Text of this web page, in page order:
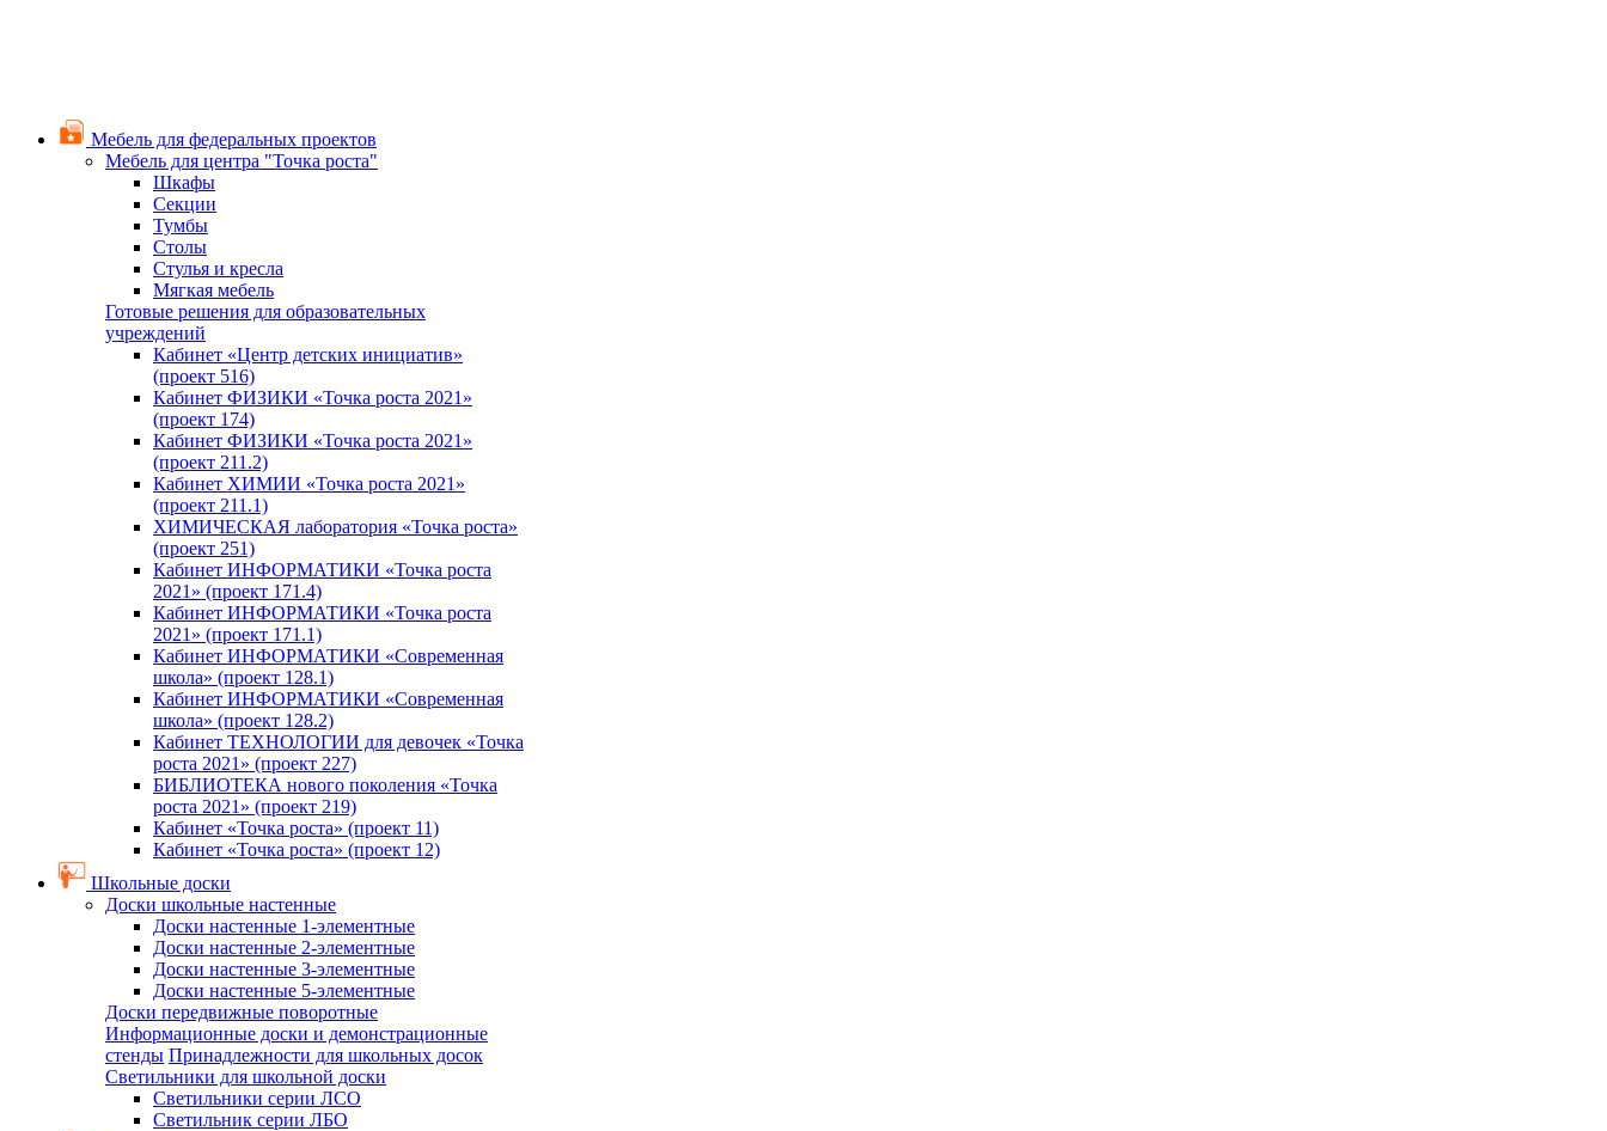
Мебель для федеральных проектов
Мебель для центра "Точка роста"
Шкафы
Секции
Тумбы
Столы
Стулья и кресла
Мягкая мебель
Готовые решения для образовательных
учреждений
Кабинет «Центр детских инициатив»
(проект 516)
Кабинет ФИЗИКИ «Точка роста 2021»
(проект 174)
Кабинет ФИЗИКИ «Точка роста 2021»
(проект 211.2)
Кабинет ХИМИИ «Точка роста 2021»
(проект 211.1)
ХИМИЧЕСКАЯ лаборатория «Точка роста»
(проект 251)
Кабинет ИНФОРМАТИКИ «Точка роста
2021» (проект 171.4)
Кабинет ИНФОРМАТИКИ «Точка роста
2021» (проект 171.1)
Кабинет ИНФОРМАТИКИ «Современная
школа» (проект 128.1)
Кабинет ИНФОРМАТИКИ «Современная
школа» (проект 128.2)
Кабинет ТЕХНОЛОГИИ для девочек «Точка
роста 2021» (проект 227)
БИБЛИОТЕКА нового поколения «Точка
роста 2021» (проект 219)
Кабинет «Точка роста» (проект 11)
Кабинет «Точка роста» (проект 12)
Школьные доски
Доски школьные настенные
Доски настенные 1-элементные
Доски настенные 2-элементные
Доски настенные 3-элементные
Доски настенные 5-элементные
Доски передвижные поворотные
Информационные доски и демонстрационные
стенды Принадлежности для школьных досок
Светильники для школьной доски
Светильники серии ЛСО
Светильник серии ЛБО